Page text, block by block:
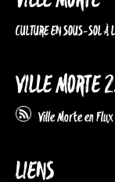
CULTURE EN SOUS-SOL À
VILLE MORTE
Ville Morte en Flux
LIENS